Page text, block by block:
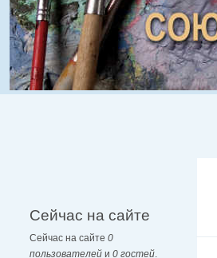
Сейчас на сайте
Сейчас на сайте 0
пользователей и 0 гостей.